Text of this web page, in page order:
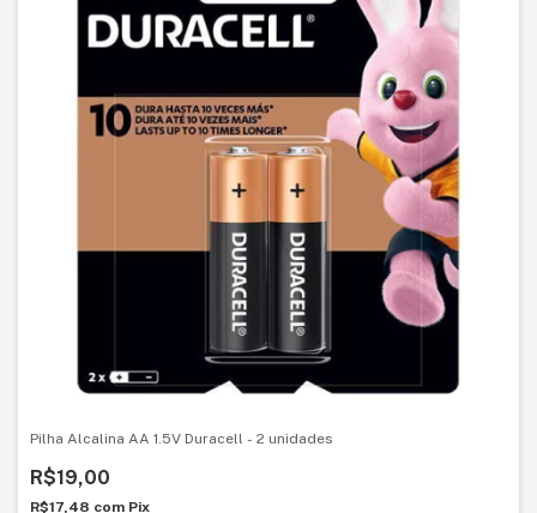
Pilha Alcalina AA 1.5V Duracell - 2 unidades
R$19,00
R$17,48 com Pix